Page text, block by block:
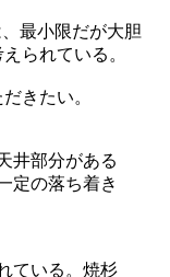
最小限だが大胆
られている。
きたい。
井部分がある
定の落ち着き
ている。焼杉